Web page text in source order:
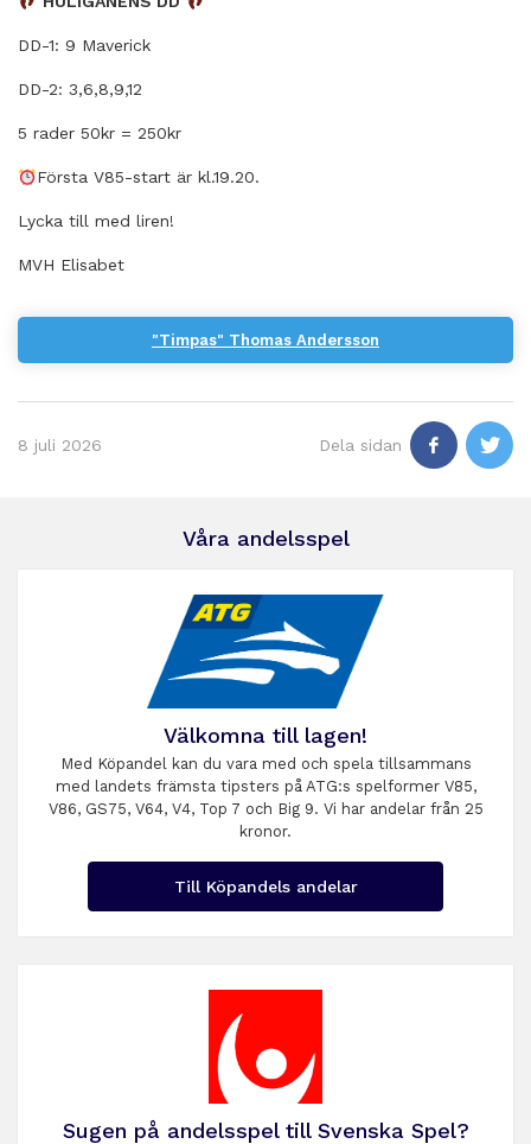
DD-1: 9 Maverick
DD-2: 3,6,8,9,12
5 rader 50kr = 250kr
Första V85-start är kl.19.20.
Lycka till med liren!
MVH Elisabet
"Timpas" Thomas Andersson
Dela sidan
8 juli 2026
Våra andelsspel
Välkomna till lagen!
Med Köpandel kan du vara med och spela tillsammans
med landets främsta tipsters på ATG:s spelformer V85,
V86, GS75, V64, V4, Top 7 och Big 9. Vi har andelar från 25
kronor.
Till Köpandels andelar
Sugen på andelsspel till Svenska Spel?